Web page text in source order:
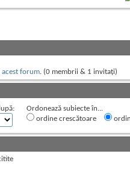
acest forum. (0 membrii & 1 invitaţi)
Ordonează subiecte în...
ordine crescătoare